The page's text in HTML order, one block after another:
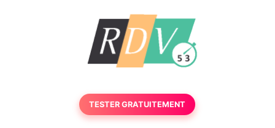
TESTER GRATUITEMENT